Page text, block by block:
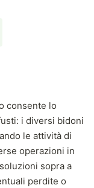
consente lo
i diversi bidoni
le attività di
operazioni in
sopra a
perdite o